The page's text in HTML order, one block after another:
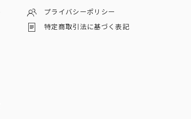
プライバシーポリシー
特定商取引法に基づく表記